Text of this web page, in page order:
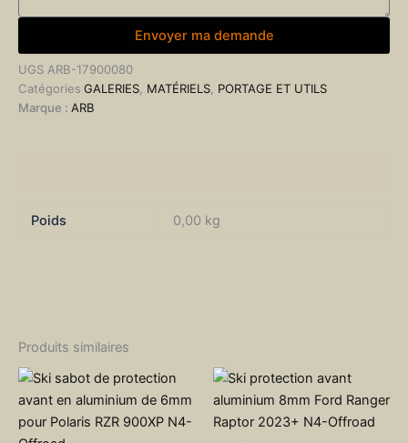
Envoyer ma demande
UGS ARB-17900080
Catégories GALERIES, MATÉRIELS, PORTAGE ET UTILS
Marque : ARB
Poids 0,00 kg
Produits similaires